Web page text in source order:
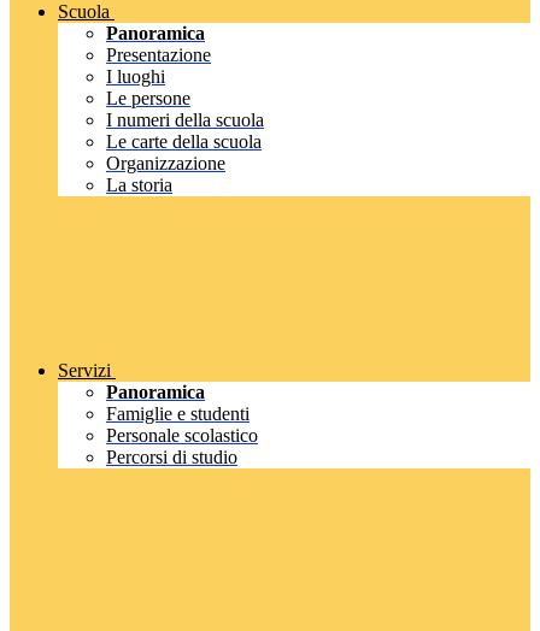
Scuola
Panoramica
Presentazione
I luoghi
Le persone
I numeri della scuola
Le carte della scuola
Organizzazione
La storia
Servizi
Panoramica
Famiglie e studenti
Personale scolastico
Percorsi di studio